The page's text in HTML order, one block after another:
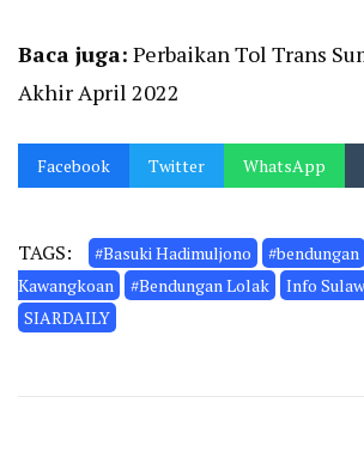
Baca juga: Perbaikan Tol Trans
Akhir April 2022
Facebook Twitter WhatsApp
TAGS: #Basuki Hadimuljono #bendungan
Kawangkoan
#Bendungan Lolak Info
SIARDAILY